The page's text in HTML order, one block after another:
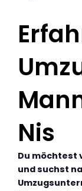
Nis
Du möchtest
und suchst